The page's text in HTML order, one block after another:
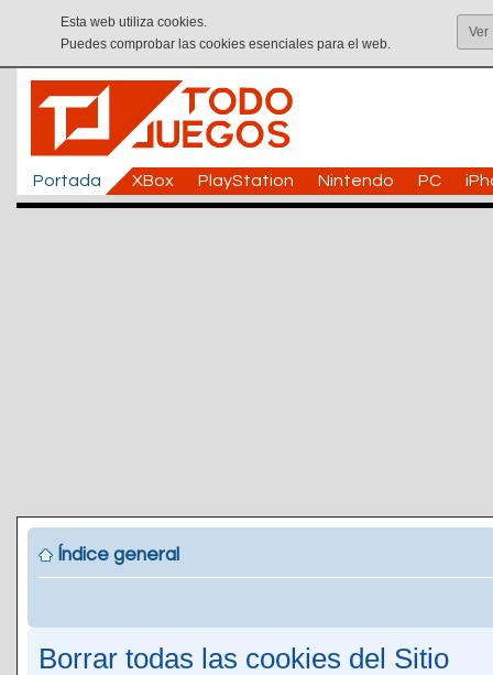
Esta web utiliza cookies.
Puedes comprobar las cookies esenciales para el web.
Ver
Portada XBox PlayStation Nintendo PC
Índice general
Borrar todas las cookies del Sitio